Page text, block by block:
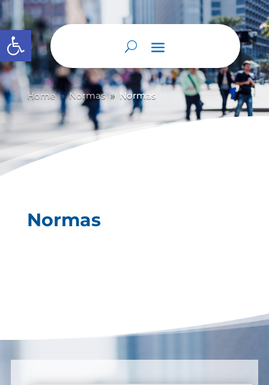
Abrir barra de herramientas
Home 9 Normas 9 Normas
Normas